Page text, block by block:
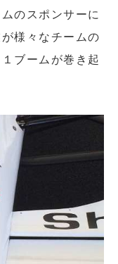
のスポンサーに
様々なチームの
ブームが巻き起